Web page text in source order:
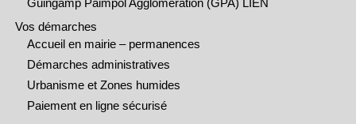
Vos démarches
Accueil en mairie – permanences
Démarches administratives
Urbanisme et Zones humides
Paiement en ligne sécurisé